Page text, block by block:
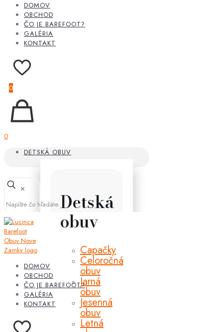
DOMOV
OBCHOD
ČO JE BAREFOOT?
GALÉRIA
KONTAKT
0
0
DETSKÁ OBUV
Detská
obuv
Capačky
Celoročná
obuv
Jarná
obuv
Jesenná
obuv
Letná
✕
DOMOV
OBCHOD
ČO JE BAREFOOT?
GALÉRIA
KONTAKT